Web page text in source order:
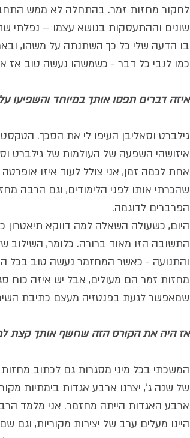
לחקור מחזות זמר. בהתחלה לא ממש
שונים וההתעסקות בנושא עצמו – נפלתי
בו הדעה שלי כל כך השתנתה על משהו,
כמו לגבי כל דבר - כשמשהו נעשה טוב אז
איזה דברים תפסו אותך במיוחד והשפיעו
גילברט וסאליבן העיפו לי את הסכך.
איזושהי השפעה של העולמות של גילברט
אחת לכמה זמן, אני צולל לעוד איזו
שהכרתי אותו לפני הלימודים, וגם הרבה
הפרברים לדוגמה.
היום, כשעולה השאלה למה דווקא תיאטרון
התשובה הזו מאוד ברורה. כלומר, השילוב
והתנועה - כאשר המחזמר נעשה טוב בכל
מחזות זמר הם מעולים, אבל יש איזה כוח
שמאפשר לגעת בפנטזיה מעצם כתיבת
אז היה את הקורס הזה שחשף אותך קצת
המשכתי בכל מיני מסגרות גם לכתוב
של שנה ג', יצרנו ארבע אגדות בימתיות
ארבע האגדות הייתה מחזמר. אני מלמד
היינו מעלים ערב של יצירות מקוריות,